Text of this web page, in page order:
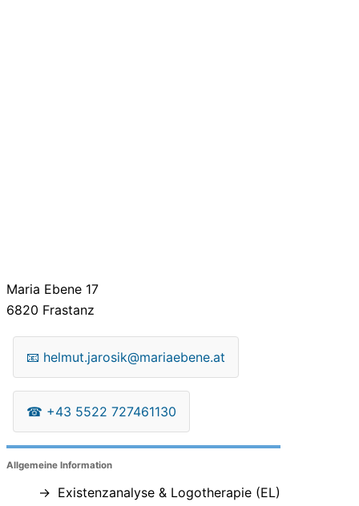
Maria Ebene 17
6820 Frastanz
📧 helmut.jarosik@mariaebene.at
☎ +43 5522 727461130
Allgemeine Information
Existenzanalyse & Logotherapie (EL)